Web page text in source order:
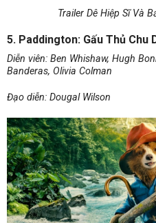
Trailer Dê Hiệp Sĩ Và
5. Paddington: Gấu Thủ Chu
Diễn viên: Ben Whishaw, Hugh
Banderas, Olivia Colman
Đạo diễn: Dougal Wilson